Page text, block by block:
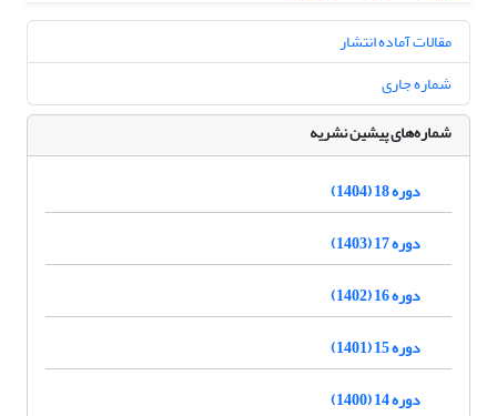
مقالات آماده انتشار
شماره جاری
شماره‌های پیشین نشریه
دوره 18 (1404)
دوره 17 (1403)
دوره 16 (1402)
دوره 15 (1401)
دوره 14 (1400)